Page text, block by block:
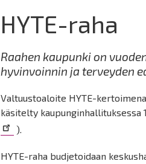
HYTE-raha
Raahen kaupunki on
hyvinvoinnin ja terveyden
Valtuustoaloite HYTE-
käsitelty kaupunginhallituksessa
).
HYTE-raha budjetoidaan